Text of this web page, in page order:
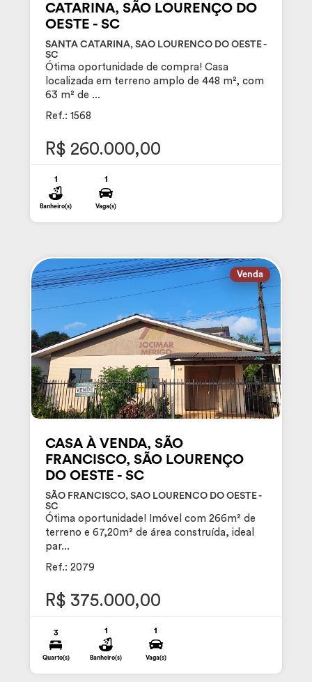
CATARINA, SÃO LOURENÇO DO
OESTE - SC
SANTA CATARINA, SAO LOURENCO DO OESTE -
SC
Ótima oportunidade de compra! Casa
localizada em terreno amplo de 448 m², com
63 m² de ...
Ref.: 1568
R$ 260.000,00
1
Banheiro(s)
1
Vaga(s)
Venda
CASA À VENDA, SÃO
FRANCISCO, SÃO LOURENÇO
DO OESTE - SC
SÃO FRANCISCO, SAO LOURENCO DO OESTE -
SC
Ótima oportunidade! Imóvel com 266m² de
terreno e 67,20m² de área construída, ideal
par...
Ref.: 2079
R$ 375.000,00
3
Quarto(s)
1
Banheiro(s)
1
Vaga(s)